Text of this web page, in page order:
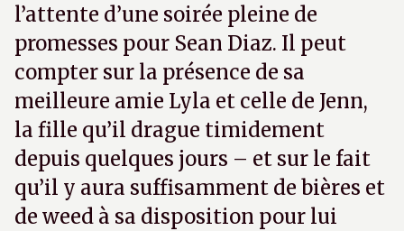
l’attente d’une soirée pleine de
promesses pour Sean Diaz. Il peut
compter sur la présence de sa
meilleure amie Lyla et celle de Jenn,
la fille qu’il drague timidement
depuis quelques jours – et sur le fait
qu’il y aura suffisamment de bières et
de weed à sa disposition pour lui